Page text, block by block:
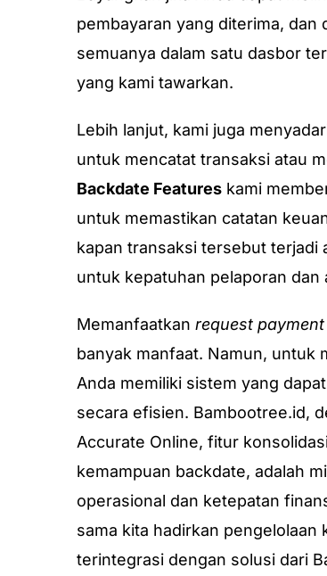
pembayaran yang diterima, dan
semuanya dalam satu dasbor
yang kami tawarkan.
Lebih lanjut, kami juga
untuk mencatat transaksi atau
Backdate Featureskami
untuk memastikan catatan
kapan transaksi tersebut terjadi
untuk kepatuhan pelaporan dan
Memanfaatkan request payment
banyak manfaat. Namun, untuk
Anda memiliki sistem yang
secara efisien. Bambootree.id,
Accurate Online, fitur
kemampuan backdate, adalah
operasional dan ketepatan
sama kita hadirkan
terintegrasi dengan solusi dari